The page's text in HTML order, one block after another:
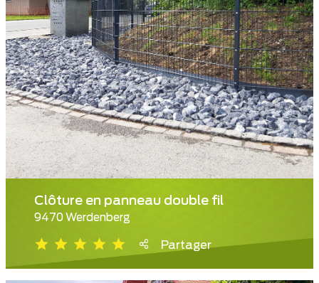
Clôture en panneau double fil
9470 Werdenberg
Partager